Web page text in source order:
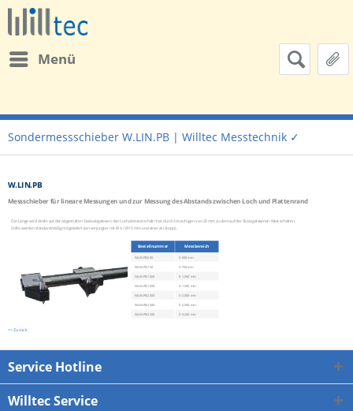
Menü
Sondermessschieber W.LIN.PB | Willtec Messtechnik ✓
W.LIN.PB
Messschieber für lineare Messungen und zur Messung des Abstands zwischen Loch und Plattenrand
Die Länge wird direkt auf der abgestuften Skala abgelesen; den Lochabstand erhält man durch Hinzufügen von 20 mm zu dem auf der Skala gelesenen Wert erhalten.
Stifte werden standardmäßig mitgeliefert (ein verjüngter mit Ø 4 / Ø 15 mm und einer als Stopp).
Bestellnummer Messbereich
W.LIN.PB.500 0-500 mm
W.LIN.PB.750 0-750 mm
W.LIN.PB.1000 0-1.000 mm
W.LIN.PB.1500 0-1.500 mm
W.LIN.PB.2000 0-2.000 mm
W.LIN.PB.2500 0-2.500 mm
W.LIN.PB.3200 0-3.200 mm
<< Zurück
Service Hotline
Willtec Service